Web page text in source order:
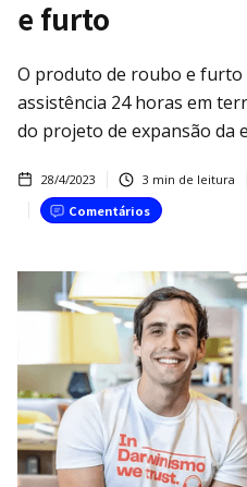
e furto
O produto de roubo e furto
assistência 24 horas em
do projeto de expansão da
28/4/2023 3 min de leitura
Comentários